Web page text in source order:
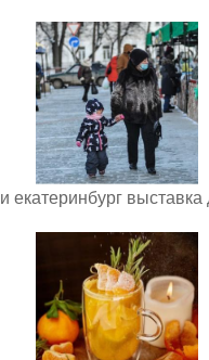
екатеринбург